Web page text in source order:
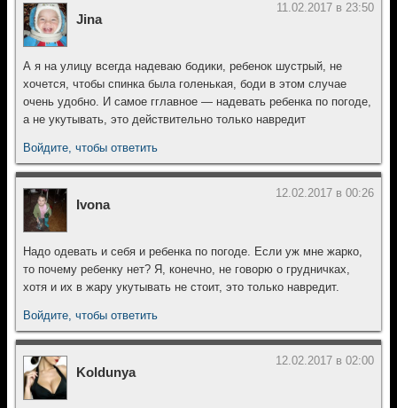
Jina
11.02.2017 в 23:50
А я на улицу всегда надеваю бодики, ребенок шустрый, не
хочется, чтобы спинка была голенькая, боди в этом случае
очень удобно. И самое гглавное — надевать ребенка по погоде,
а не укутывать, это действительно только навредит
Войдите, чтобы ответить
Ivona
12.02.2017 в 00:26
Надо одевать и себя и ребенка по погоде. Если уж мне жарко,
то почему ребенку нет? Я, конечно, не говорю о грудничках,
хотя и их в жару укутывать не стоит, это только навредит.
Войдите, чтобы ответить
Koldunya
12.02.2017 в 02:00